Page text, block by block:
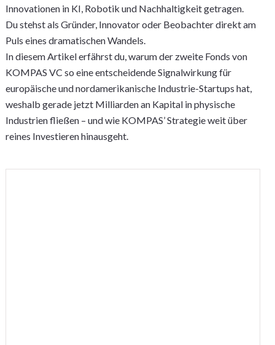
Innovationen in KI, Robotik und Nachhaltigkeit getragen.
Du stehst als Gründer, Innovator oder Beobachter direkt am
Puls eines dramatischen Wandels.
In diesem Artikel erfährst du, warum der zweite Fonds von
KOMPAS VC so eine entscheidende Signalwirkung für
europäische und nordamerikanische Industrie-Startups hat,
weshalb gerade jetzt Milliarden an Kapital in physische
Industrien fließen – und wie KOMPAS’ Strategie weit über
reines Investieren hinausgeht.